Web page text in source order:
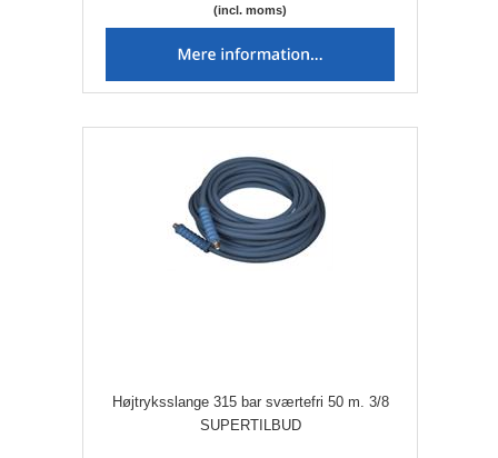
(incl. moms)
Højtryksslange 315 bar sværtefri 50 m. 3/8
SUPERTILBUD